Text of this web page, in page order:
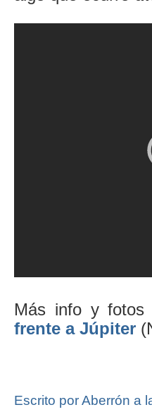
Más info y fotos
frente a Júpiter
Escrito por Aberrón a